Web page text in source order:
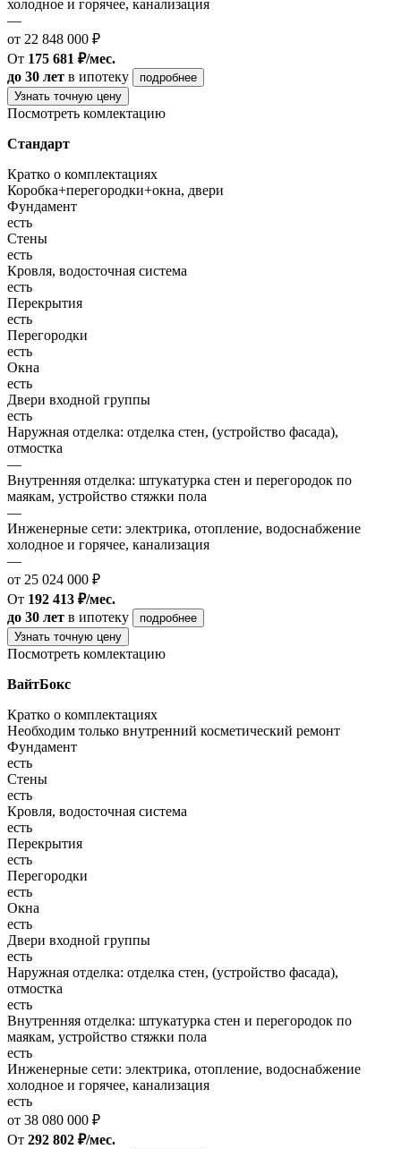
холодное и горячее, канализация
—
от 22 848 000 ₽
От 175 681 ₽/мес.
до 30 лет в ипотеку
подробнее
Узнать точную цену
Посмотреть комлектацию
Стандарт
Кратко о комплектациях
Коробка+перегородки+окна, двери
Фундамент
есть
Стены
есть
Кровля, водосточная система
есть
Перекрытия
есть
Перегородки
есть
Окна
есть
Двери входной группы
есть
Наружная отделка: отделка стен, (устройство фасада),
отмостка
—
Внутренняя отделка: штукатурка стен и перегородок по
маякам, устройство стяжки пола
—
Инженерные сети: электрика, отопление, водоснабжение
холодное и горячее, канализация
—
от 25 024 000 ₽
От 192 413 ₽/мес.
до 30 лет в ипотеку
подробнее
Узнать точную цену
Посмотреть комлектацию
ВайтБокс
Кратко о комплектациях
Необходим только внутренний косметический ремонт
Фундамент
есть
Стены
есть
Кровля, водосточная система
есть
Перекрытия
есть
Перегородки
есть
Окна
есть
Двери входной группы
есть
Наружная отделка: отделка стен, (устройство фасада),
отмостка
есть
Внутренняя отделка: штукатурка стен и перегородок по
маякам, устройство стяжки пола
есть
Инженерные сети: электрика, отопление, водоснабжение
холодное и горячее, канализация
есть
от 38 080 000 ₽
От 292 802 ₽/мес.